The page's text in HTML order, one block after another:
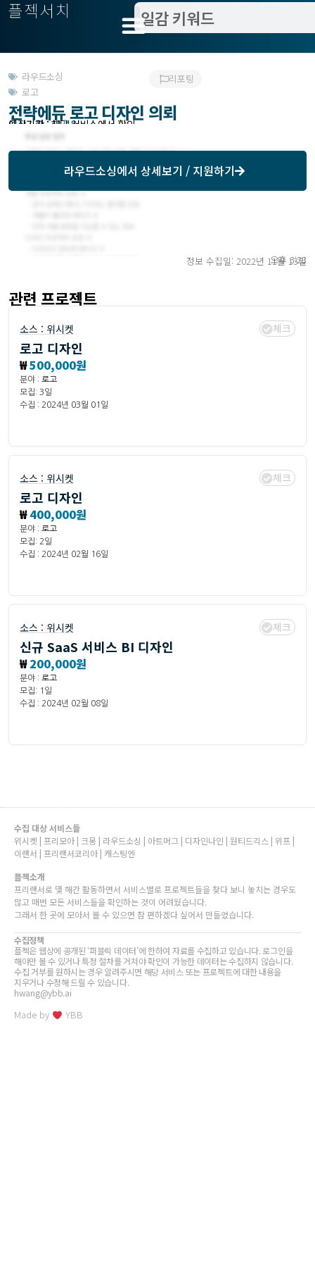
플젝서치
라우드소싱
로고
리포팅
전략에듀 로고 디자인 의뢰
모집기한 : 11/18
예상기간 : 해당 서비스에서 확인
라우드소싱에서 상세보기 / 지원하기
정보 수집일: 2022년 11월 13일
오후 3:28
관련 프로젝트
소스 : 위시켓 체크
로고 디자인
₩500,000원
분야 : 로고
모집: 3일
수집 : 2024년 03월 01일
소스 : 위시켓 체크
로고 디자인
₩400,000원
분야 : 로고
모집: 2일
수집 : 2024년 02월 16일
소스 : 위시켓 체크
신규 SaaS 서비스 BI 디자인
₩200,000원
분야 : 로고
모집: 1일
수집 : 2024년 02월 08일
수집 대상 서비스들
위시켓 | 프리모아 | 크몽 | 라우드소싱 | 아트머그 | 디자인나인 | 원티드긱스 | 위프 |
이랜서 | 프리랜서코리아 | 캐스팅엔
플젝소개
프리랜서로 몇 해간 활동하면서 서비스별로 프로젝트들을 찾다 보니 놓치는 경우도
많고 매번 모든 서비스들을 확인하는 것이 어려웠습니다.
그래서 한 곳에 모아서 볼 수 있으면 참 편하겠다 싶어서 만들었습니다.
수집정책
플젝은 웹상에 공개된 ‘퍼블릭 데이터’에 한하여 자료를 수집하고 있습니다. 로그인을
해야만 볼 수 있거나 특정 절차를 거쳐야 확인이 가능한 데이터는 수집하지 않습니다.
수집 거부를 원하시는 경우 알려주시면 해당 서비스 또는 프로젝트에 대한 내용을
지우거나 수정해 드릴 수 있습니다.
hwang@ybb.ai
Made by YBB